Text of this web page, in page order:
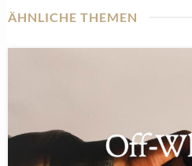
ÄHNLICHE THEMEN